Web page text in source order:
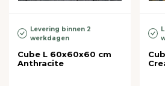
Levering binnen 2
werkdagen
Cube L 60x60x60 cm
Anthracite